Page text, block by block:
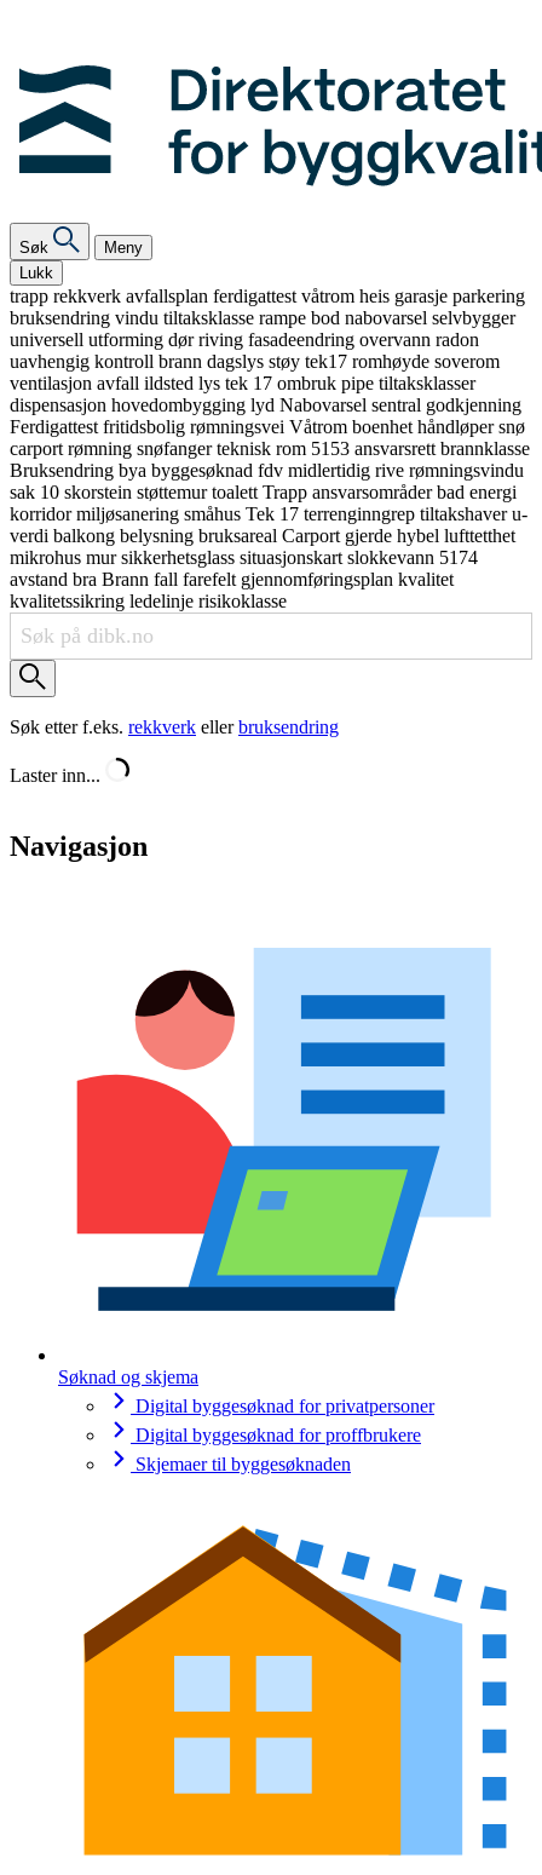
Søk
Meny
Lukk
trapp rekkverk avfallsplan ferdigattest våtrom heis garasje parkering
bruksendring vindu tiltaksklasse rampe bod nabovarsel selvbygger
universell utforming dørriving fasadeendring overvann radon
uavhengig kontroll brann dagslys støy tek17 romhøyde soverom
ventilasjon avfall ildsted lys tek 17 ombruk pipe tiltaksklasser
dispensasjon hovedombygging lyd Nabovarsel sentral godkjenning
Ferdigattest fritidsbolig rømningsvei Våtrom boenhet håndløpersnø
carport rømning snøfangerteknisk rom 5153 ansvarsrett brannklasse
Bruksendring bya byggesøknad fdv midlertidig rive rømningsvindu
sak 10 skorstein støttemurtoalett Trapp ansvarsområderbad energi
korridormiljøsanering småhus Tek 17 terrenginngrep tiltakshaveru-
verdi balkong belysning bruksareal Carport gjerde hybel lufttetthet
mikrohus mursikkerhetsglass situasjonskart slokkevann 5174
avstand bra Brann fall farefelt gjennomføringsplan kvalitet
kvalitetssikring ledelinje risikoklasse
Søk etter f.eks. rekkverk ellerbruksendring
Laster inn...
Navigasjon
Søknad og skjema
Digital byggesøknad for privatpersoner
Digital byggesøknad for proffbrukere
Skjemaer til byggesøknaden